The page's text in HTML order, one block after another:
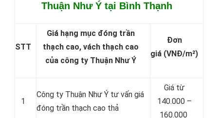
Thuận Như Ý tại Bình Thạnh
STT
Giá hạng mục đóng trần
thạch cao, vách thạch cao
của công ty Thuận Như Ý
Đơn
giá (VNĐ/m²)
1
Công ty Thuận Như Ý tư vấn giá
đóng trần thạch cao thả
Giá từ
140.000 –
160.000